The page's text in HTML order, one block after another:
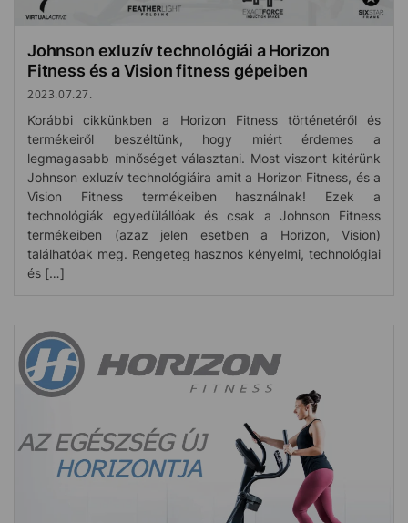
Johnson exluzív technológiái a Horizon
Fitness és a Vision fitness gépeiben
2023.07.27.
Korábbi cikkünkben a Horizon Fitness történetéről és
termékeiről beszéltünk, hogy miért érdemes a
legmagasabb minőséget választani. Most viszont kitérünk
Johnson exluzív technológiáira amit a Horizon Fitness, és a
Vision Fitness termékeiben használnak! Ezek a
technológiák egyedülállóak és csak a Johnson Fitness
termékeiben (azaz jelen esetben a Horizon, Vision)
találhatóak meg. Rengeteg hasznos kényelmi, technológiai
és […]